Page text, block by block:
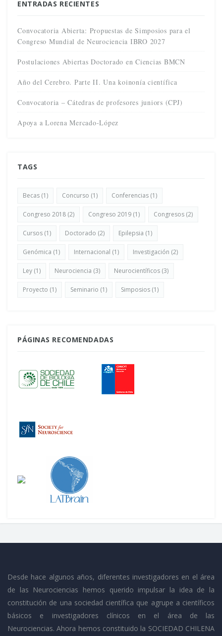
ENTRADAS RECIENTES
Convocatoria Abierta: Propuestas de Simposios para el
Congreso Mundial de Neurociencia IBRO 2027
Postulaciones Abiertas Doctorado en Ciencias BMCN
Año del Cerebro. Parte II. Una koinonía científica
Convocatoria – Cátedras de profesores juniors (CPJ)
Apoya a Lorena Mercado-López
TAGS
Becas (1) Concurso (1) Conferencias (1)
Congreso 2018 (2) Congreso 2019 (1) Congresos (2)
Cursos (1) Doctorado (2) Epilepsia (1)
Genómica (1) Internacional (1) Investigación (2)
Ley (1) Neurociencia (3) Neurocientíficos (3)
Proyecto (1) Seminario (1) Simposios (1)
PÁGINAS RECOMENDADAS
Desde hace algunos años, diferentes investigadores en el área
de las Neurociencias hemos querido impulsar la idea de la
constitución de una sociedad científica que agrupe a científicos
básicos e investigadores clínicos en el área de las
Neurociencias. Ahora hemos constituido la SOCIEDAD CHILENA